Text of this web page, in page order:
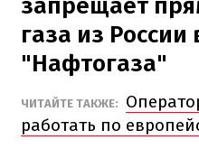
газа из России
"Нафтогаза"
ЧИТАЙТЕ ТАКЖЕ:
работать по